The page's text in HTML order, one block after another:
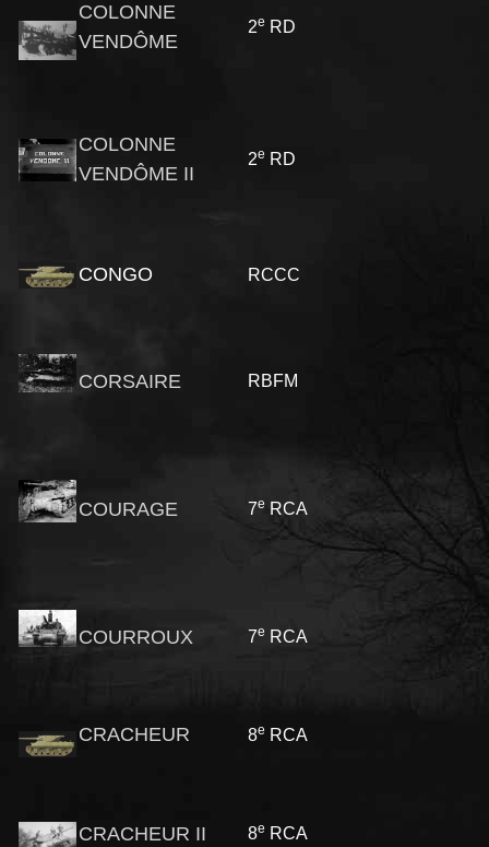
COLONNE
VENDÔME
2e RD
COLONNE
VENDÔME II
2e RD
CONGO RCCC
CORSAIRE RBFM
COURAGE 7e RCA
COURROUX 7e RCA
CRACHEUR 8e RCA
CRACHEUR II 8e RCA